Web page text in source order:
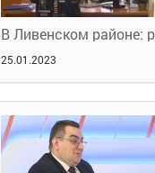
25.01.2023